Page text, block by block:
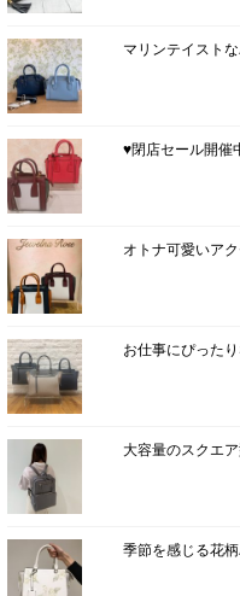
マリンテイスト
♥閉店セール開催
オトナ可愛いア
お仕事にぴった
大容量のスクエ
季節を感じる花